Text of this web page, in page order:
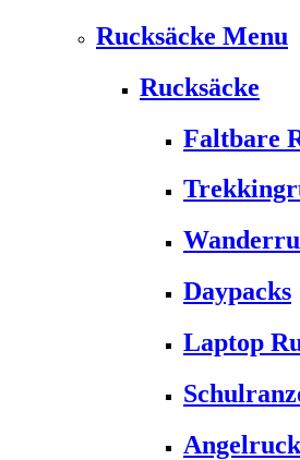
Rucksäcke Menu
Rucksäcke
Faltbare
Daypacks
Laptop